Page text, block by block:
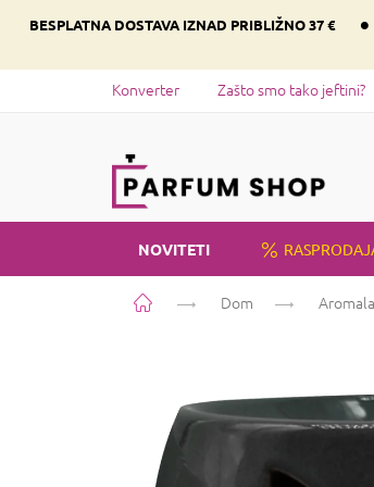
BESPLATNA DOSTAVA IZNAD PRIBLIŽNO 37 € •
Konverter Zašto smo tako jeftini?
NOVITETI
Početna Dom